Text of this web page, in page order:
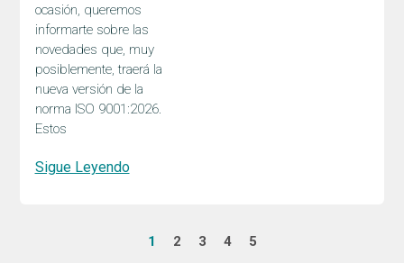
ocasión, queremos
informarte sobre las
novedades que, muy
posiblemente, traerá la
nueva versión de la
norma ISO 9001:2026.
Estos
Sigue Leyendo
1 2 3 4 5